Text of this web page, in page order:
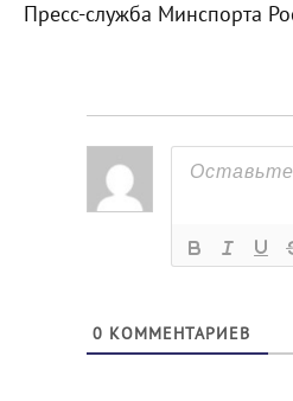
Пресс-служба Минспорта
0 КОММЕНТАРИЕВ